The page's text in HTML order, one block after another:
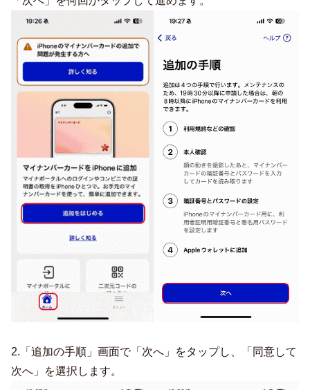
2.「追加の手順」画面で「次へ」をタップし、「同意して
次へ」を選択します。